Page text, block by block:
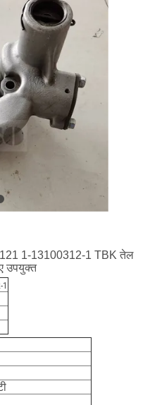
1-13100312-1 TBK तेल
उपयुक्त